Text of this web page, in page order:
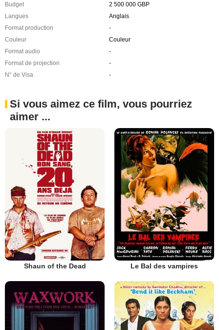
Budget
2 500 000 GBP
Langues
Anglais
Format production
-
Couleur
Couleur
Format audio
-
Format de projection
-
N° de Visa
-
Si vous aimez ce film, vous pourriez
aimer ...
Shaun of the Dead Le Bal des vampires